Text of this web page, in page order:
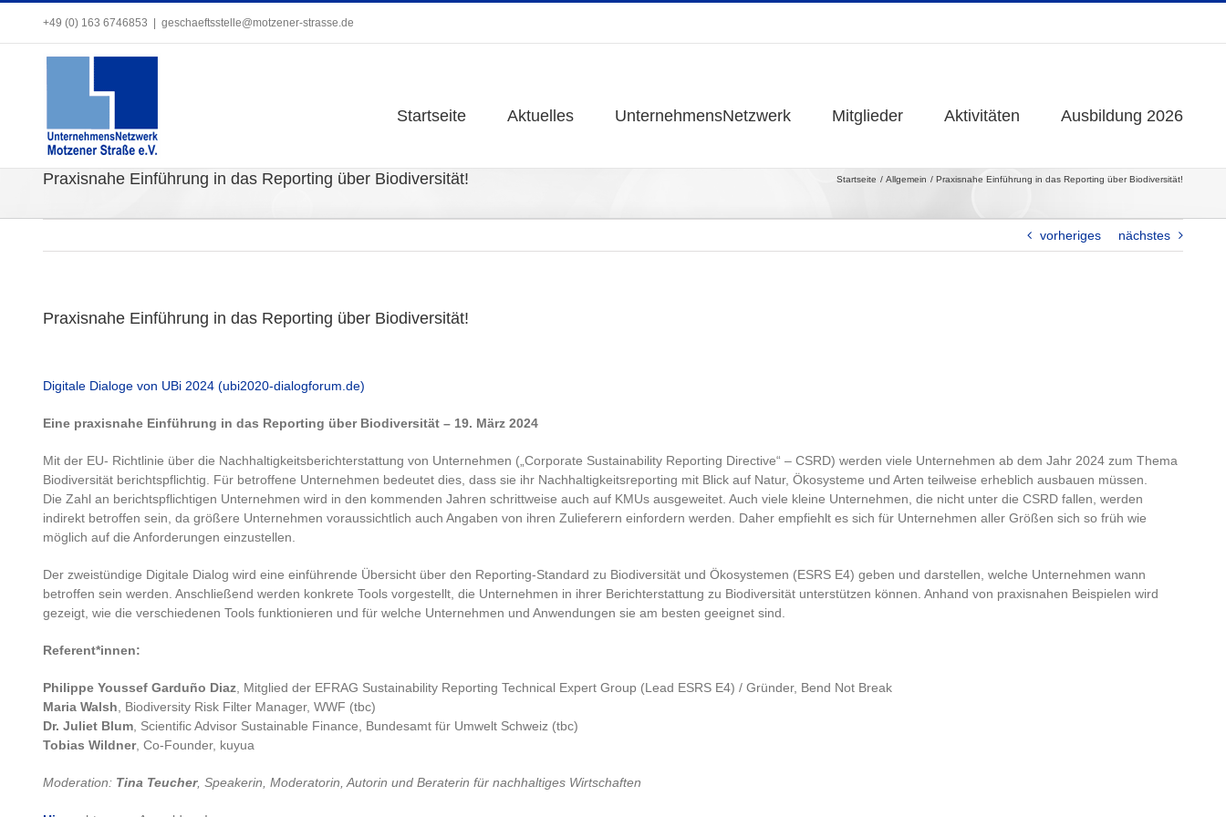
springen
+49 (0) 163 6746853 geschaeftsstelle@motzener-strasse.de
Startseite Aktuelles UnternehmensNetzwerk Mitglieder Aktivitäten Ausbildung 2026
+49 (0) 163 6746853 geschaeftsstelle@motzener-strasse.de
Startseite Aktuelles UnternehmensNetzwerk Mitglieder Aktivitäten Ausbildung 2026
Praxisnahe Einführung in das Reporting über Biodiversität! Startseite Allgemein Praxisnahe Einführung in das Reporting über Biodiversität!
vorheriges nächstes
Praxisnahe Einführung in das Reporting über Biodiversität!
Digitale Dialoge von UBi 2024 (ubi2020-dialogforum.de)
Eine praxisnahe Einführung in das Reporting über Biodiversität – 19. März 2024
Mit der EU- Richtlinie über die Nachhaltigkeitsberichterstattung von Unternehmen („Corporate Sustainability Reporting Directive“ – CSRD) werden viele Unternehmen ab dem Jahr 2024 zum Thema
Biodiversität berichtspflichtig. Für betroffene Unternehmen bedeutet dies, dass sie ihr Nachhaltigkeitsreporting mit Blick auf Natur, Ökosysteme und Arten teilweise erheblich ausbauen müssen.
Die Zahl an berichtspflichtigen Unternehmen wird in den kommenden Jahren schrittweise auch auf KMUs ausgeweitet. Auch viele kleine Unternehmen, die nicht unter die CSRD fallen, werden
indirekt betroffen sein, da größere Unternehmen voraussichtlich auch Angaben von ihren Zulieferern einfordern werden. Daher empfiehlt es sich für Unternehmen aller Größen sich so früh wie
möglich auf die Anforderungen einzustellen.
Der zweistündige Digitale Dialog wird eine einführende Übersicht über den Reporting-Standard zu Biodiversität und Ökosystemen (ESRS E4) geben und darstellen, welche Unternehmen wann
betroffen sein werden. Anschließend werden konkrete Tools vorgestellt, die Unternehmen in ihrer Berichterstattung zu Biodiversität unterstützen können. Anhand von praxisnahen Beispielen wird
gezeigt, wie die verschiedenen Tools funktionieren und für welche Unternehmen und Anwendungen sie am besten geeignet sind.
Referent*innen:
Philippe Youssef Garduño Diaz , Mitglied der EFRAG Sustainability Reporting Technical Expert Group (Lead ESRS E4) / Gründer, Bend Not Break
Maria Walsh , Biodiversity Risk Filter Manager, WWF (tbc)
Dr. Juliet Blum , Scientific Advisor Sustainable Finance, Bundesamt für Umwelt Schweiz (tbc)
Tobias Wildner, Co-Founder, kuyua
Moderation: Tina Teucher, Speakerin, Moderatorin, Autorin und Beraterin für nachhaltiges Wirtschaften